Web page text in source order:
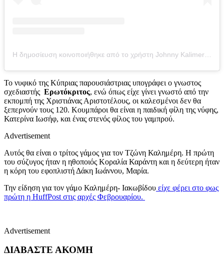
Το νυφικό της Κύπριας παρουσιάστριας υπογράφει ο γνωστος
σχεδιαστής Ερωτόκριτος, ενώ όπως είχε γίνει γνωστό από την
εκπομπή της Χριστιάνας Αριστοτέλους, οι καλεσμένοι δεν θα
ξεπερνούν τους 120. Κουμπάροι θα είναι η παιδική φίλη της νύφης,
Κατερίνα Ιωσήφ, και ένας στενός φίλος του γαμπρού.
Advertisement
Αυτός θα είναι ο τρίτος γάμος για τον Τζώνη Καλημέρη. Η πρώτη
του σύζυγος ήταν η ηθοποιός Κοραλία Καράντη και η δεύτερη ήταν
η κόρη του εφοπλιστή Δάκη Ιωάννου, Μαρία.
Την είδηση για τον γάμο Καλημέρη- Ιακωβίδου είχε φέρει στο φως
πρώτη η HuffPost στις αρχές Φεβρουαρίου.
Advertisement
ΔΙΑΒΑΣΤΕ ΑΚΟΜΗ